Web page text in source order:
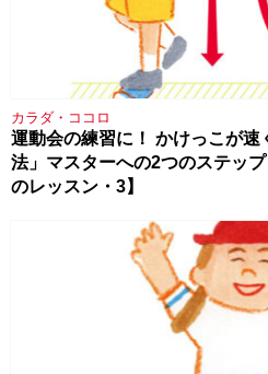
カラダ・ココロ
運動会の練習に！ かけっこが速
法」マスターへの2つのステッ
のレッスン・3】